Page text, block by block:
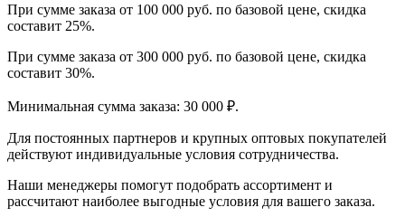
При сумме заказа от 100 000 руб. по базовой цене, скидка
составит 25%.
При сумме заказа от 300 000 руб. по базовой цене, скидка
составит 30%.
Минимальная сумма заказа: 30 000 ₽.
Для постоянных партнеров и крупных оптовых покупателей
действуют индивидуальные условия сотрудничества.
Наши менеджеры помогут подобрать ассортимент и
рассчитают наиболее выгодные условия для вашего заказа.